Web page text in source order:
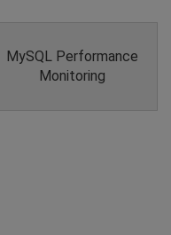
MySQL Performance
Monitoring